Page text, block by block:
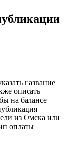
название
описать
на балансе
из Омска или
оплаты